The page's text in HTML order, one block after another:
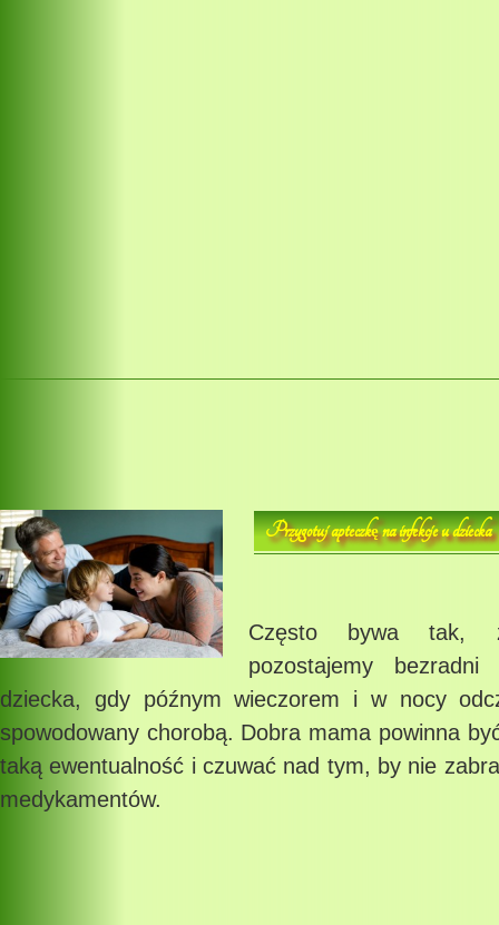
Przygotuj apteczkęna infekcje u dziecka
Często bywa tak,
pozostajemy bezradni
dziecka, gdy późnym wieczorem i w nocy
spowodowany chorobą. Dobra mama powinna
taką ewentualność i czuwać nad tym, by nie
medykamentów.